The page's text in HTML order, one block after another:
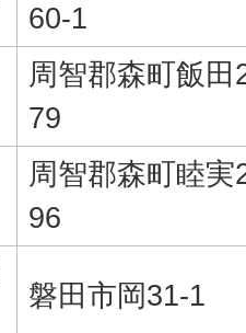
60-1
周智郡森町飯田
79
周智郡森町睦実
96
磐田市岡31-1